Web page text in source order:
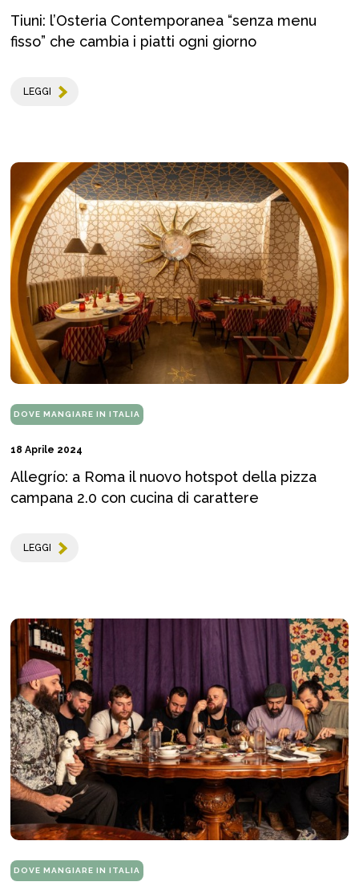
Tiuni: l’Osteria Contemporanea “senza menu
fisso” che cambia i piatti ogni giorno
LEGGI
DOVE MANGIARE IN ITALIA
18 Aprile 2024
Allegrío: a Roma il nuovo hotspot della pizza
campana 2.0 con cucina di carattere
LEGGI
DOVE MANGIARE IN ITALIA